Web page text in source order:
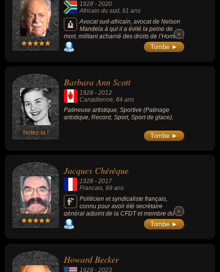
1928 - 2020
Africain du sud, 91 ans
Avocat sud-africain, avocat de Nelson
Mandela à qui il a évité la peine de
mort, militant acharné des droits de l’Homme,
il a milité contre l'apartheid et fut le
compagnon de route du congrès national
+
+
Tombe ►
Notez-la !
Barbara Ann Scott
1928 - 2012
Canadienne , 84 ans
Patineuse artistique, Sportive (Patinage
artistique, Record, Sport, Sport de glace).
Tombe ►
Jacques Chérèque
1928 - 2017
Francais, 89 ans
Politicien et syndicaliste français,
connu pour avoir été secrétaire
général adjoint de la CFDT et membre du
gouvernement de Michel Rocard en tant que
ministre délégué sous la présidence de
+
+
Tombe ►
Howard Becker
1928 - 2023